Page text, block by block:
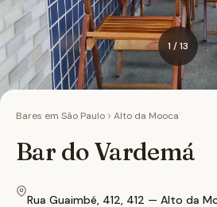
1 /13
Bares em São Paulo Alto da Mooca
Bar do Vardemá
Rua Guaimbé, 412, 412 — Alto da